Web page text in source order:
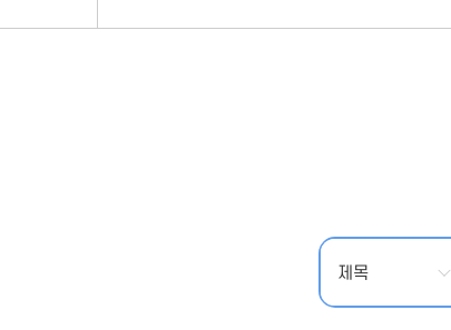
- 벤처투자마트란?
- 통계/연구 보고서
- VC 근무경력 확인